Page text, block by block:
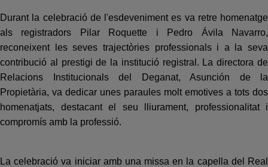
Durant la celebració de l'esdeveniment es va retre homenatge
als registradors Pilar Roquette i Pedro Ávila Navarro,
reconeixent les seves trajectòries professionals i a la seva
contribució al prestigi de la institució registral. La directora de
Relacions Institucionals del Deganat, Asunción de la
Propietària, va dedicar unes paraules molt emotives a tots dos
homenatjats, destacant el seu lliurament, professionalitat i
compromís amb la professió.
La celebració va iniciar amb una missa en la capella del Real